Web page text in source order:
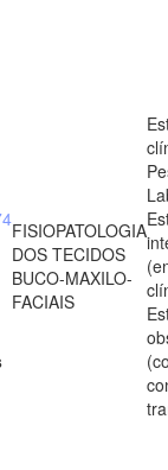
FISIOPATOLOGIA
DOS TECIDOS
BUCO-MAXILO-
FACIAIS